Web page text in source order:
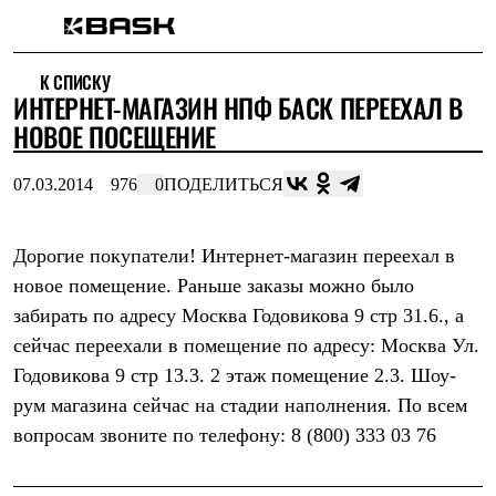
Интернет-магазин
Мужская одежда
Утепленная пухом
Куртки
Жилеты
Куртки
Брюки
Штормовая одежда
Куртки
Брюки
Софтшелл одежда
Куртки
Брюки
Флисовая одежда
Куртки
Жилеты
К СПИСКУ
ИНТЕРНЕТ-МАГАЗИН НПФ БАСК ПЕРЕЕХАЛ В
НОВОЕ ПОСЕЩЕНИЕ
07.03.2014 976 0ПОДЕЛИТЬСЯ
Дорогие покупатели! Интернет-магазин переехал в
новое помещение. Раньше заказы можно было
забирать по адресу Москва Годовикова 9 стр 31.6., а
сейчас переехали в помещение по адресу: Москва Ул.
Годовикова 9 стр 13.3. 2 этаж помещение 2.3. Шоу-
рум магазина сейчас на стадии наполнения. По всем
вопросам звоните по телефону: 8 (800) 333 03 76